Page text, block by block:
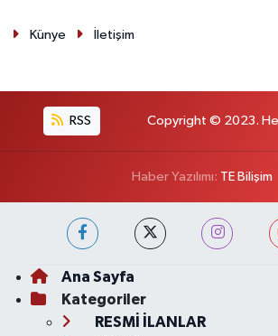
Künye İletişim
RSS Copyright © 2023. Her
Haber Yazılımı: TE Bilişim
Ana Sayfa
Kategoriler
RESMİ İLANLAR